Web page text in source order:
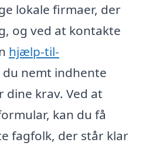
lokale firmaer, der
og ved at kontakte
hjælp-til-
du nemt indhente
krav. Ved at
kan du få
fagfolk, der står klar